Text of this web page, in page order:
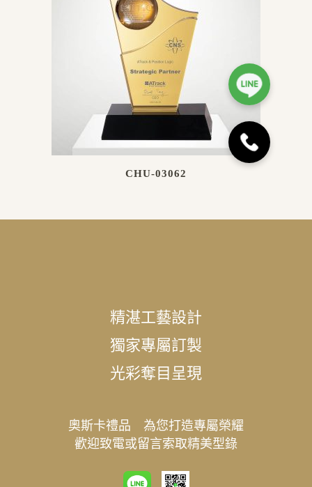
CHU-03062
精湛工藝設計
獨家專屬訂製
光彩奪目呈現
奧斯卡禮品 為您打造專屬榮耀
歡迎致電或留言索取精美型錄